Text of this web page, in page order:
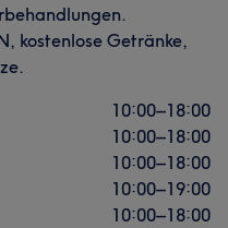
kostenlose Getränke,
10:00–18:00
10:00–18:00
10:00–18:00
10:00–19:00
10:00–18:00